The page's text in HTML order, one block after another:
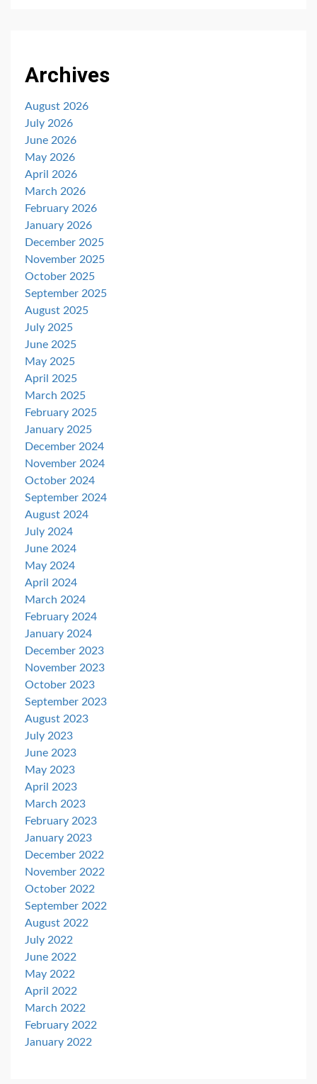
Archives
August 2026
July 2026
June 2026
May 2026
April 2026
March 2026
February 2026
January 2026
December 2025
November 2025
October 2025
September 2025
August 2025
July 2025
June 2025
May 2025
April 2025
March 2025
February 2025
January 2025
December 2024
November 2024
October 2024
September 2024
August 2024
July 2024
June 2024
May 2024
April 2024
March 2024
February 2024
January 2024
December 2023
November 2023
October 2023
September 2023
August 2023
July 2023
June 2023
May 2023
April 2023
March 2023
February 2023
January 2023
December 2022
November 2022
October 2022
September 2022
August 2022
July 2022
June 2022
May 2022
April 2022
March 2022
February 2022
January 2022